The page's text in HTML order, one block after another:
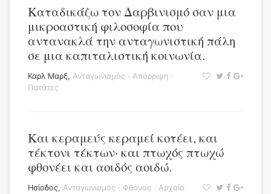
Καταδικάζω τον Δαρβινισμό σαν μια
μικροαστική φιλοσοφία που
αντανακλά την ανταγωνιστική πάλη
σε μια καπιταλιστική κοινωνία.
Καρλ Μαρξ, Ανταγωνισμός · Απόρριψη ·
Πατάτες
Και κεραμεύς κεραμεί κοτέει, και
τέκτονι τέκτων· και πτωχός πτωχώ
φθονέει και αοιδός αοιδώ.
Ησίοδος, Ανταγωνισμός · Φθόνος · Αρχαία